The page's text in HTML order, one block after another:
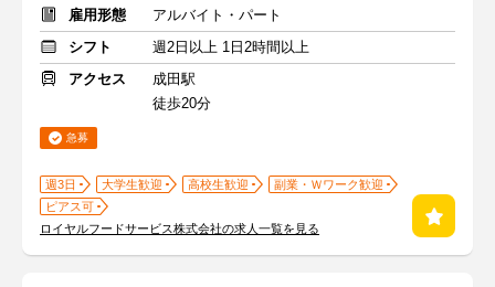
雇用形態
アルバイト・パート
シフト
週2日以上 1日2時間以上
アクセス
成田駅
徒歩20分
急募
週3日 大学生歓迎 高校生歓迎
副業・Ｗワーク歓迎
ピアス可
ロイヤルフードサービス株式会社の求人一覧を見る